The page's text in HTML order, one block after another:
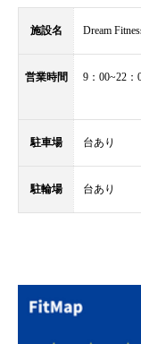
施設名 Dream
営業時間 9：00~22：
駐車場 台あり
駐輪場 台あり